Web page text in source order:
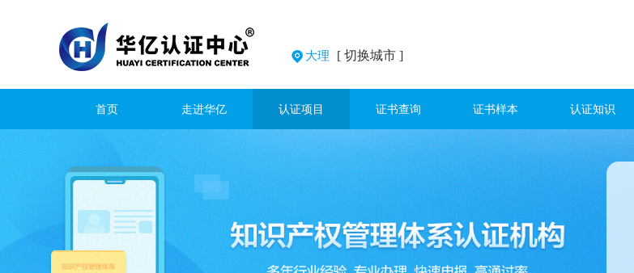
大理 [ 切换城市 ]
首页 走进华亿 认证项目 证书查询 证书样本 认证知识